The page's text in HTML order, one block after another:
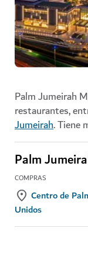
Palm Jumeirah
restaurantes,
Jumeirah. Tiene
Palm
COMPRAS
Centro de
Unidos